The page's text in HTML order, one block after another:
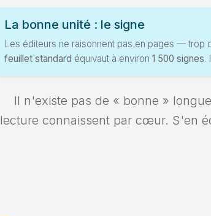
La bonne unité : le signe
Les éditeurs ne raisonnent pas en pages —
feuillet standard équivaut à environ 1 500 signes.
Il n'existe pas de « bonne »
lecture connaissent par cœur. S'en